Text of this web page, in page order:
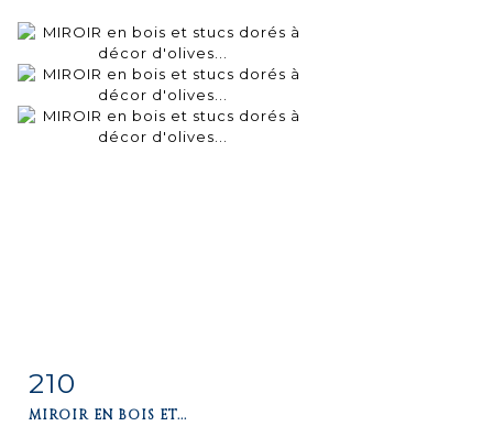
Item detail
210
MIROIR EN BOIS ET...